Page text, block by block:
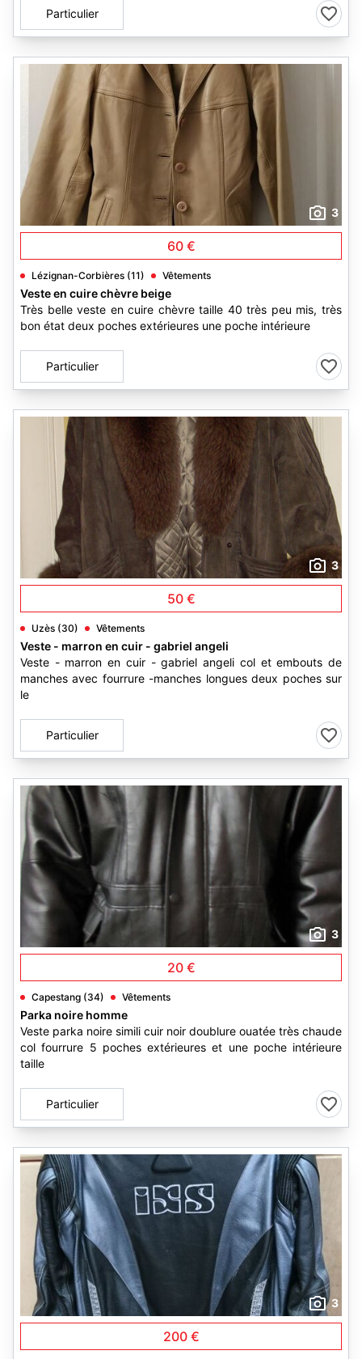
Particulier
3
60 €
Lézignan-Corbières (11) Vêtements
Veste en cuire chèvre beige
Très belle veste en cuire chèvre taille 40 très peu mis, très
bon état deux poches extérieures une poche intérieure
Particulier
3
50 €
Uzès (30) Vêtements
Veste - marron en cuir - gabriel angeli
Veste - marron en cuir - gabriel angeli col et embouts de
manches avec fourrure -manches longues deux poches sur
le
Particulier
3
20 €
Capestang (34) Vêtements
Parka noire homme
Veste parka noire simili cuir noir doublure ouatée très chaude
col fourrure 5 poches extérieures et une poche intérieure
taille
Particulier
3
200 €